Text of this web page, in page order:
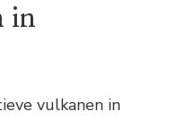
in
vulkanen in